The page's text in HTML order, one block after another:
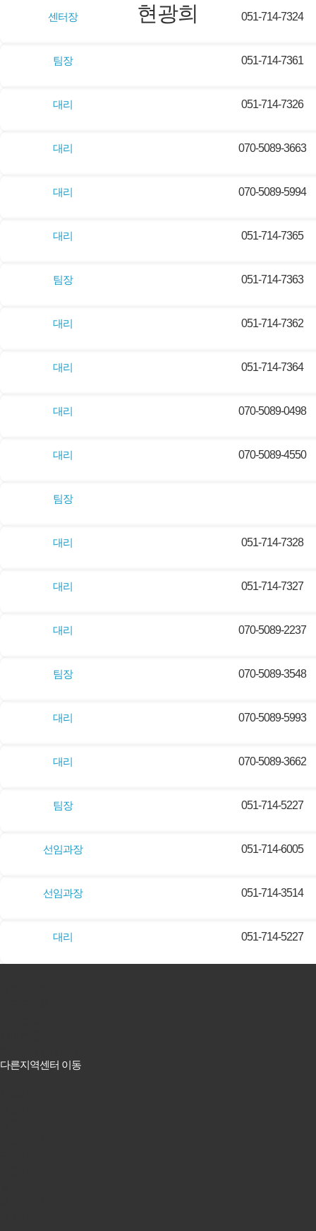
센터장 현광희 051-714-7324
팀장 051-714-7361
대리 051-714-7326
대리 070-5089-3663
대리 070-5089-5994
대리 051-714-7365
팀장 051-714-7363
대리 051-714-7362
대리 051-714-7364
대리 070-5089-0498
대리 070-5089-4550
팀장
대리 051-714-7328
대리 051-714-7327
대리 070-5089-2237
팀장 070-5089-3548
대리 070-5089-5993
대리 070-5089-3662
팀장 051-714-5227
선임과장 051-714-6005
선임과장 051-714-3514
대리 051-714-5227
다른지역센터 이동